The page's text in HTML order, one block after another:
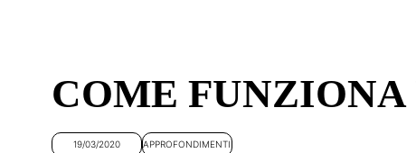
COME FUNZIONA
19/03/2020 APPROFONDIMENTI